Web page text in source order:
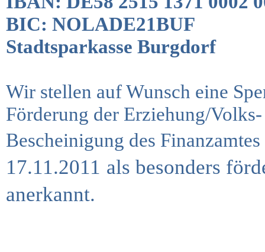
BIC: NOLADE21BUF
Stadtsparkasse Burgdorf
Wir stellen auf Wunsch eine
Förderung der Erziehung/
Bescheinigung des
17.11.2011 als besonders
anerkannt.